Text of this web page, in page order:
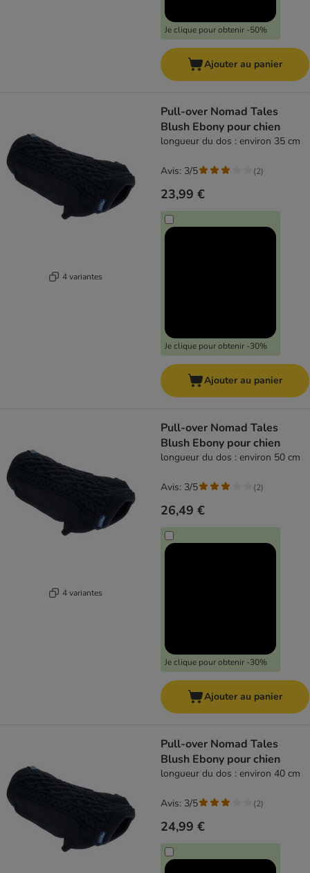
Je clique pour obtenir -50%
Ajouter au panier
4 variantes
Pull-over Nomad Tales
Blush Ebony pour chien
longueur du dos : environ 35 cm
23,99 €
Je clique pour obtenir -30%
Avis: 3/5 (2)
Ajouter au panier
4 variantes
Pull-over Nomad Tales
Blush Ebony pour chien
longueur du dos : environ 50 cm
26,49 €
Je clique pour obtenir -30%
Avis: 3/5 (2)
Ajouter au panier
Pull-over Nomad Tales
Blush Ebony pour chien
longueur du dos : environ 40 cm
24,99 €
Avis: 3/5 (2)